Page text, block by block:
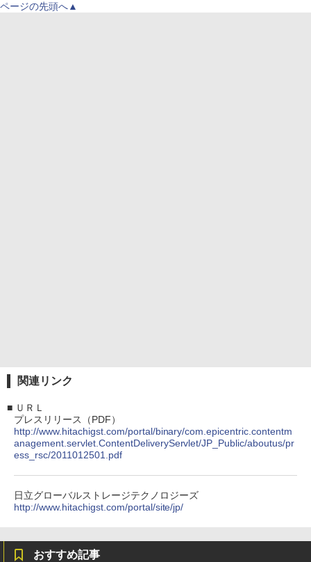
ページの先頭へ▲
関連リンク
■ ＵＲＬ
プレスリリース（PDF）
http://www.hitachigst.com/portal/binary/com.epicentric.contentm
anagement.servlet.ContentDeliveryServlet/JP_Public/aboutus/pr
ess_rsc/2011012501.pdf
日立グローバルストレージテクノロジーズ
http://www.hitachigst.com/portal/site/jp/
おすすめ記事